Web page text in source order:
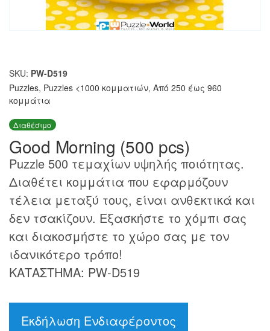
SKU: PW-D519
Puzzles, Puzzles <1000 κομματιών, Από 250 έως 960
κομμάτια
Διαθέσιμο
Good Morning (500 pcs)
Puzzle 500 τεμαχίων υψηλής ποιότητας.
Διαθέτει κομμάτια που εφαρμόζουν
τέλεια μεταξύ τους, είναι ανθεκτικά και
δεν τσακίζουν. Εξασκήστε το χόμπι σας
και διακοσμήστε το χώρο σας με τον
ιδανικότερο τρόπο!
ΚΑΤΑΣΤΗΜΑ: PW-D519
Εκδήλωση Ενδιαφέροντος